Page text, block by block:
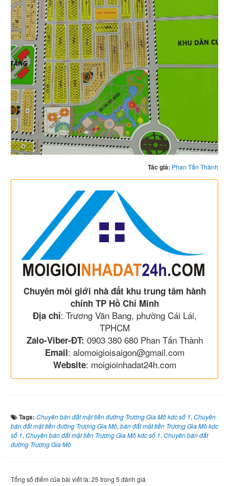
Tác giả: Phan Tấn Thành
Chuyên môi giới nhà đất khu trung tâm hành
chính TP Hồ Chí Minh
Địa chỉ: Trương Văn Bang, phường Cái Lái,
TPHCM
Zalo-Viber-ĐT: 0903 380 680 Phan Tấn Thành
Email: alomoigioisaigon@gmail.com
Website: moigioinhadat24h.com
Tags: Chuyên bán đất mặt tiền đường Trương Gia Mô kdc số 1, Chuyên
bán đất mặt tiền đường Trương Gia Mô, bán đất mặt tiền Trương Gia Mô kdc
số 1, Chuyên bán đất mặt tiền Trương Gia Mô kdc số 1, Chuyên bán đất
đường Trương Gia Mô
Tổng số điểm của bài viết là: 25 trong 5 đánh giá